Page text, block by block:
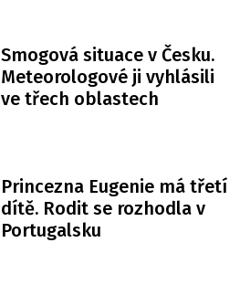
Smogová situace v Česku.
Meteorologové ji vyhlásili
ve třech oblastech
Princezna Eugenie má třetí
dítě. Rodit se rozhodla v
Portugalsku